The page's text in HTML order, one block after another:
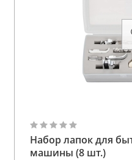
Набор лапок для
машины (8 шт.)